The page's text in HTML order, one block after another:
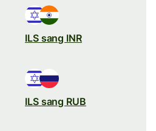
ILS sang INR
ILS sang RUB